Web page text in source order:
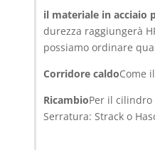
il materiale in acciaio
durezza raggiungerà
possiamo ordinare
Corridore caldoCome
RicambioPer il cilindro
Serratura: Strack o